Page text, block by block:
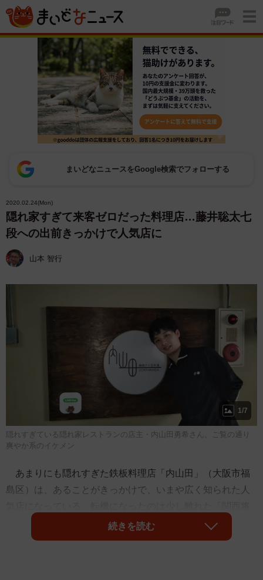
まいどなニュースをGoogle検索でフォローする
2020.02.24(Mon)
隠れ家すぎて来客ゼロだった料理店…藤井聡太七
段への出前きっかけで人気店に
山本 智行
1/7
隠れすぎている隠れ家レストランの店主・内山田勇希さん。ご覧の通り
爽やか系のイケメン
あまりにも隠れすぎた鉄板料理店「内山田」（大阪市福
島区）は、あることがきっかけで、いまや広く知られた人
棋会館」からの出前オファー。そう、この店のハンバーグ
ランチは若手実力ナンバー1の藤井聡太七段のお気に入りと
続きを読む